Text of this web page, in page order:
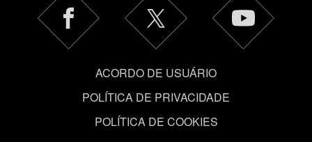
ACORDO DE USUÁRIO
POLÍTICA DE PRIVACIDADE
POLÍTICA DE COOKIES